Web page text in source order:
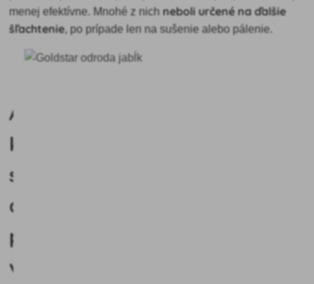
menej efektívne. Mnohé z nich neboli určené na ďalšie
šľachtenie, po prípade len na sušenie alebo pálenie.
Aké
kritériá
sú
dôležité
pri
výbere